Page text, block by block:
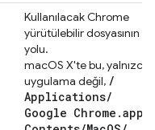
Kullanılacak Chrome
yürütülebilir dosyasının
yolu.
macOS X'te bu, yalnızca
uygulama değil, /
Applications/
Google Chrome .app